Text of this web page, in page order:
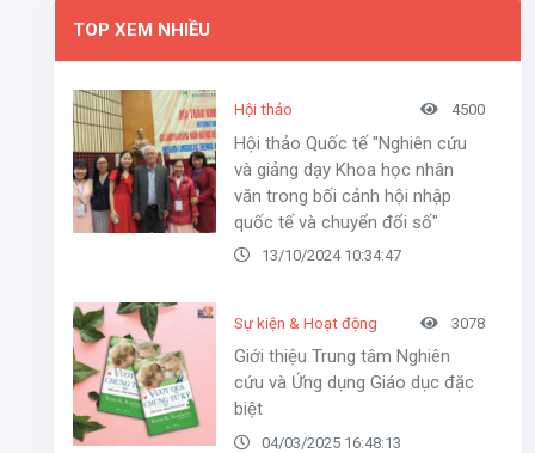
TOP XEM NHIỀU
Hội thảo 4500
Hội thảo Quốc tế "Nghiên cứu
và giảng dạy Khoa học nhân
văn trong bối cảnh hội nhập
quốc tế và chuyển đổi số"
13/10/2024 10:34:47
Sự kiện & Hoạt động 3078
Giới thiệu Trung tâm Nghiên
cứu và Ứng dụng Giáo dục đặc
biệt
04/03/2025 16:48:13